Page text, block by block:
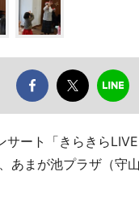
ート「きらきら
あまが池プラザ（守